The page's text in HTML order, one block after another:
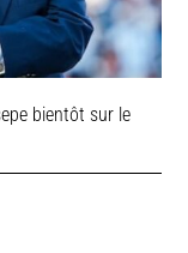
bientôt sur le